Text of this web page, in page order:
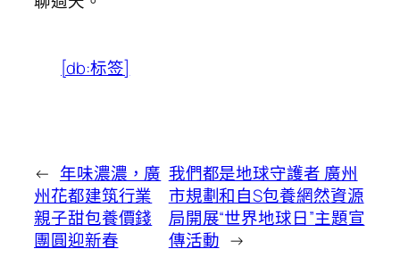
[db:标签]
← 年味濃濃，廣
州花都建筑行業
親子甜包養價錢
團圓迎新春
我們都是地球守護者 廣州
市規劃和自S包養網然資源
局開展“世界地球日”主題宣
傳活動 →